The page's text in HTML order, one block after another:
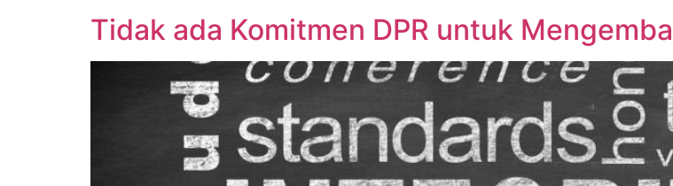
Tidak ada Komitmen DPR untuk